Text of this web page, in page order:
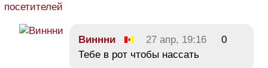
посетителей
Виннни 27 апр, 19:16
0
Тебе в рот чтобы нассать